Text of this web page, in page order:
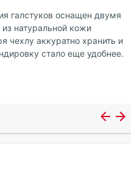
галстуков оснащен двумя
натуральной кожи
чехлу аккуратно хранить и
стало еще удобнее.